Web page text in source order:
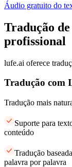
Áudio gratuito do
Tradução
profissional
lufe.ai oferece
Tradução com
Tradução mais
Suporte para
conteúdo
Tradução
palavra por palavra